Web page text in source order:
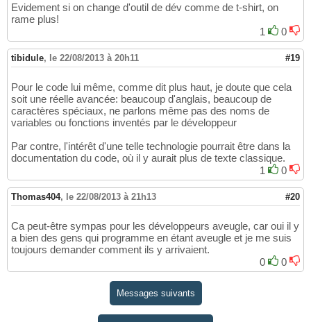
Evidement si on change d'outil de dév comme de t-shirt, on
rame plus!
1
0
tibidule, le 22/08/2013 à 20h11 #19
Pour le code lui même, comme dit plus haut, je doute que cela
soit une réelle avancée: beaucoup d'anglais, beaucoup de
caractères spéciaux, ne parlons même pas des noms de
variables ou fonctions inventés par le développeur
Par contre, l'intérêt d'une telle technologie pourrait être dans la
documentation du code, où il y aurait plus de texte classique.
1
0
Thomas404, le 22/08/2013 à 21h13 #20
Ca peut-être sympas pour les développeurs aveugle, car oui il y
a bien des gens qui programme en étant aveugle et je me suis
toujours demander comment ils y arrivaient.
0
0
Messages suivants